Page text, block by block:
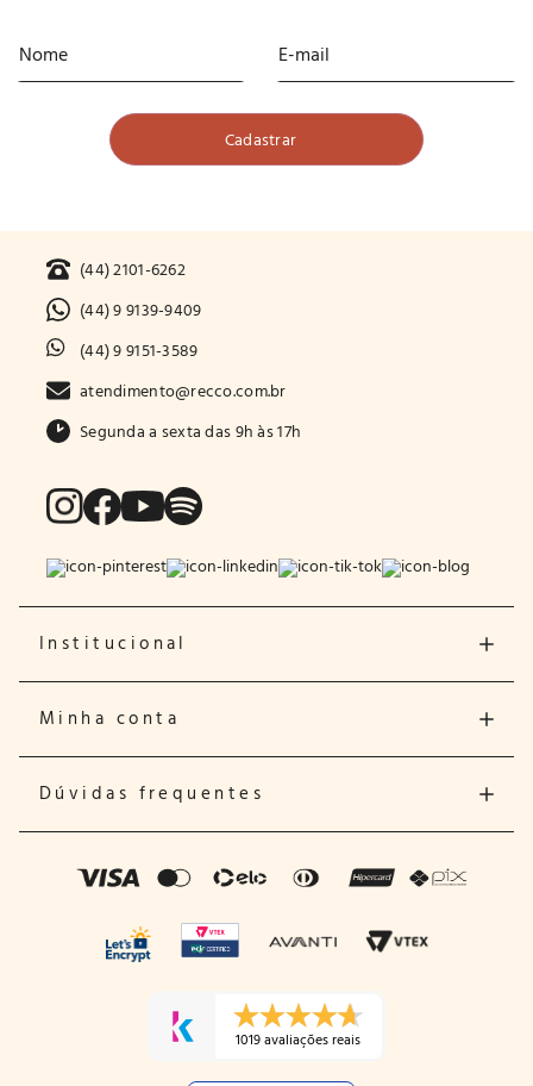
(44) 2101-6262
(44) 9 9139-9409
(44) 9 9151-3589
atendimento@recco.com.br
Segunda a sexta das 9h às 17h
Institucional
Minha conta
Dúvidas frequentes
1019 avaliações reais